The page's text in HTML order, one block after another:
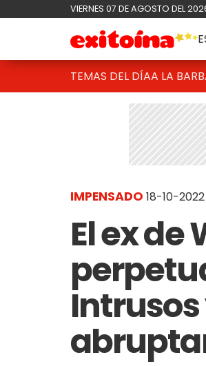
VIERNES 07 DE AGOSTO DEL
TEMAS DEL DÍAA LA
IMPENSADO 18-10-2022
El ex